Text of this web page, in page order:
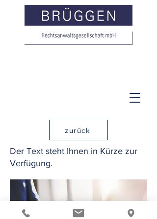
zurück
Der Text steht Ihnen in Kürze zur
Verfügung.